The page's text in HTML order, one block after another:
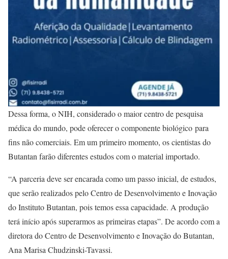
Dessa forma, o NIH, considerado o maior centro de pesquisa
médica do mundo, pode oferecer o componente biológico para
fins não comerciais. Em um primeiro momento, os cientistas do
Butantan farão diferentes estudos com o material importado.
“A parceria deve ser encarada como um passo inicial, de estudos,
que serão realizados pelo Centro de Desenvolvimento e Inovação
do Instituto Butantan, pois temos essa capacidade. A produção
terá início após superarmos as primeiras etapas”. De acordo com a
diretora do Centro de Desenvolvimento e Inovação do Butantan,
Ana Marisa Chudzinski-Tavassi.